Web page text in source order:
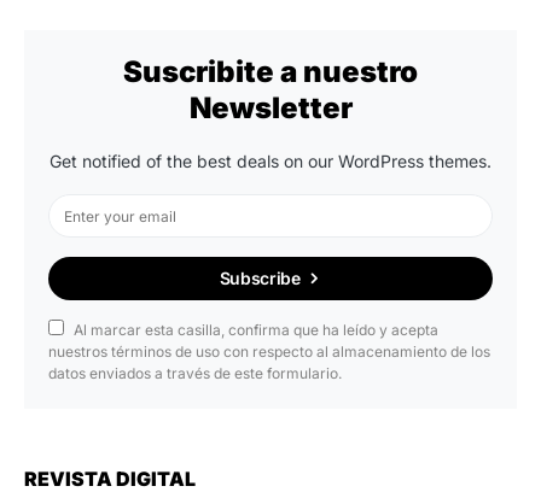
Suscribite a nuestro
Newsletter
Get notified of the best deals on our WordPress themes.
Subscribe
Al marcar esta casilla, confirma que ha leído y acepta
nuestros términos de uso con respecto al almacenamiento de los
datos enviados a través de este formulario.
REVISTA DIGITAL